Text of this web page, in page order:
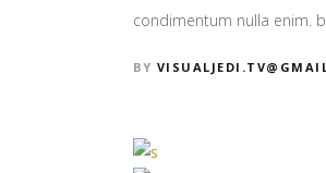
condimentum nulla enim.
BY